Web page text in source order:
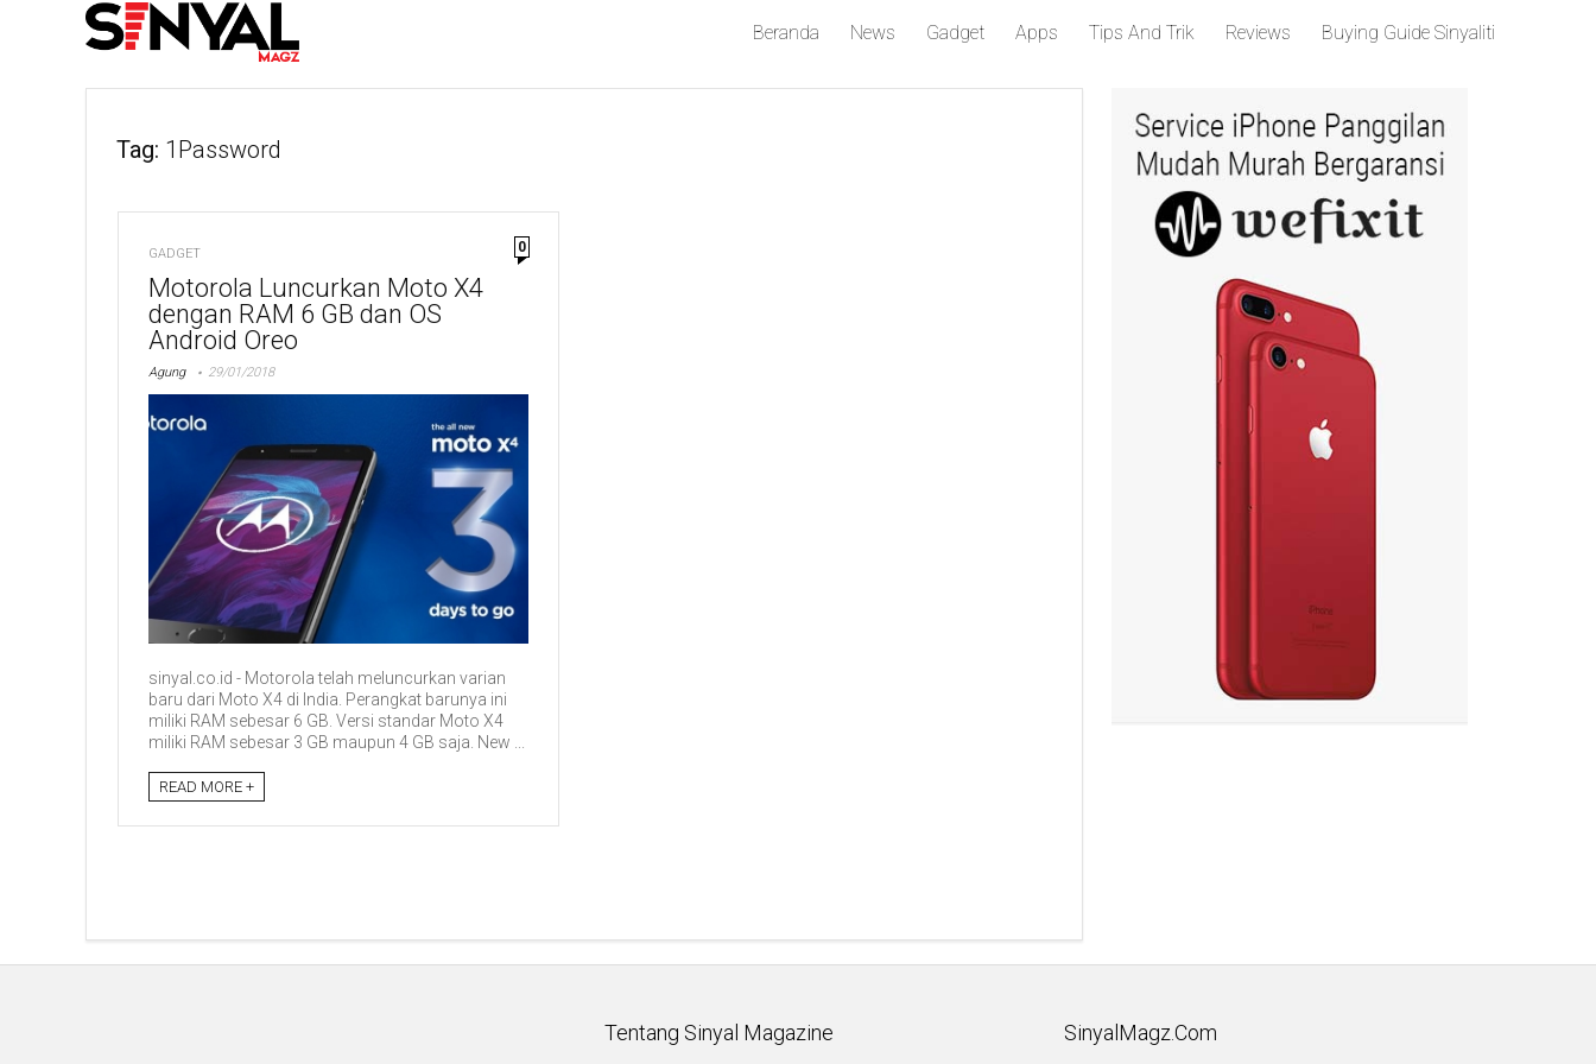
Beranda News Gadget Apps Tips And Trik Reviews Buying Guide Sinyaliti
Tag: 1Password
GADGET 0
Motorola Luncurkan Moto X4
dengan RAM 6 GB dan OS
Android Oreo
Agung 29/01/2018
sinyal.co.id - Motorola telah meluncurkan varian
baru dari Moto X4 di India. Perangkat barunya ini
miliki RAM sebesar 6 GB. Versi standar Moto X4
miliki RAM sebesar 3 GB maupun 4 GB saja. New ...
READ MORE +
Tentang Sinyal Magazine SinyalMagz.Com